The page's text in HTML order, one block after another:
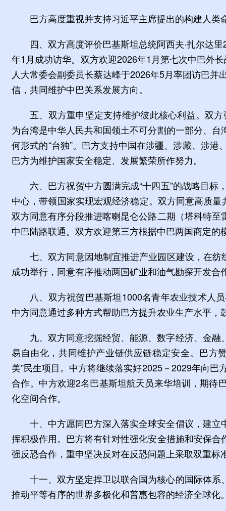
巴方高度重视并支持习近平主席提出的构建人
四、双方高度评价巴基斯坦总统阿西夫·扎尔达
年1月成功访华。双方欢迎2026年1月第七次中巴外
人大常委会副委员长蔡达峰于2026年5月率团访巴
信，共同维护中巴关系发展方向。
五、双方重申坚定支持维护彼此核心利益。双
为台湾是中华人民共和国领土不可分割的一部分、
何形式的“台独”。巴方支持中国在涉疆、涉藏、涉
巴方为维护国家安全稳定、发展繁荣所作努力。
六、巴方祝贺中方圆满完成“十四五”的战略目
中心，带领国家实现宏观经济稳定。双方同意高质
双方同意有序分段推进喀喇昆仑公路二期（塔科特
中巴陆路联通。双方欢迎第三方根据中巴两国商定的
七、双方同意因地制宜推进产业园区建设，在
成功举行，同意有序推动两国矿业和油气勘探开发合
八、双方祝贺巴基斯坦1000名青年农业技术人
中方同意通过多种方式帮助巴方提升农业生产水平
九、双方同意挖掘经贸、能源、数字经济、金
易自由化，共同维护产业链供应链稳定安全。巴方
美”民生项目。中方将继续落实好2025－2029年向
合作。中方欢迎2名巴基斯坦航天员来华培训，期待
化空间合作。
十、中方愿同巴方深入落实全球安全倡议，建
挥积极作用。巴方将有针对性强化安全措施和安保
强反恐合作，重申坚决反对在反恐问题上采取双重
十一、双方坚定捍卫以联合国为核心的国际体
推动平等有序的世界多极化和普惠包容的经济全球化